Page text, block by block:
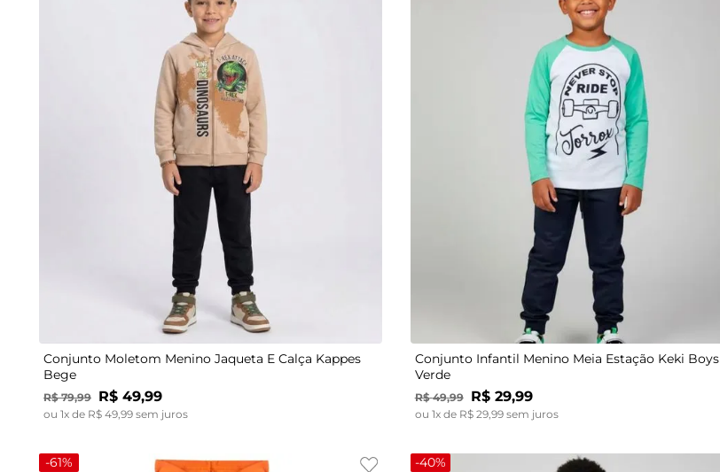
10 12 14
Conjunto Moletom Menino Jaqueta E Calça Kappes
Bege
R$ 79,99 R$ 49,99
ou 1x de R$ 49 99 sem juros
2 3 8
Conjunto Infantil Menino Meia Estação Keki Boys
Verde
R$ 49,99 R$ 29,99
ou 1x de R$ 29, 99sem juros
-61% -40%